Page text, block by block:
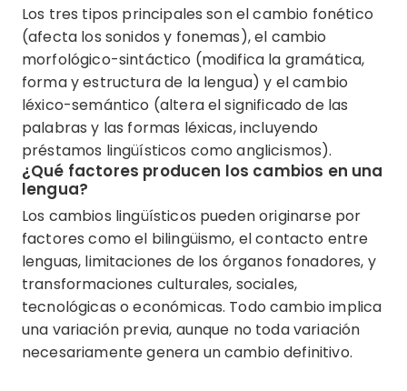
Los tres tipos principales son el cambio fonético
(afecta los sonidos y fonemas), el cambio
morfológico-sintáctico (modifica la gramática,
forma y estructura de la lengua) y el cambio
léxico-semántico (altera el significado de las
palabras y las formas léxicas, incluyendo
préstamos lingüísticos como anglicismos).
¿Qué factores producen los cambios en una
lengua?
Los cambios lingüísticos pueden originarse por
factores como el bilingüismo, el contacto entre
lenguas, limitaciones de los órganos fonadores, y
transformaciones culturales, sociales,
tecnológicas o económicas. Todo cambio implica
una variación previa, aunque no toda variación
necesariamente genera un cambio definitivo.